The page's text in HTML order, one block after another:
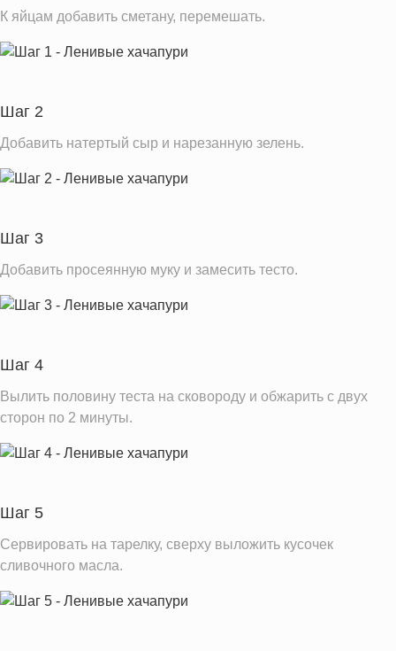
Сахар
Информация для одной порции
К яйцам добавить сметану, перемешать.
Шаг 2
Добавить натертый сыр и нарезанную зелень.
Шаг 3
Добавить просеянную муку и замесить тесто.
Шаг 4
Вылить половину теста на сковороду и обжарить с двух
сторон по 2 минуты.
Шаг 5
Сервировать на тарелку, сверху выложить кусочек
сливочного масла.